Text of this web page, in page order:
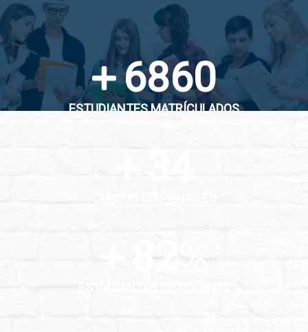
7000
ESTUDIANTES MATRÍCULADOS
83